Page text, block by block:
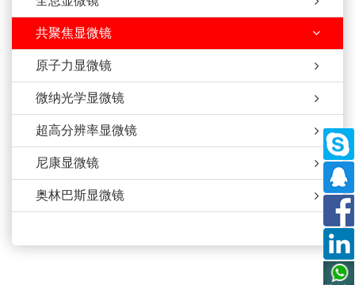
共聚焦显微镜
原子力显微镜
微纳光学显微镜
超高分辨率显微镜
尼康显微镜
奥林巴斯显微镜